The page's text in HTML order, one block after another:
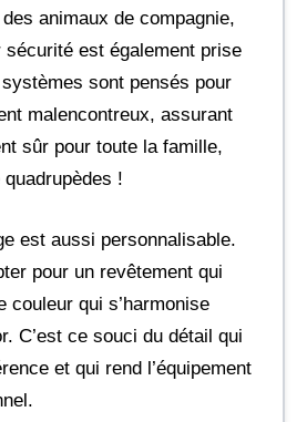
animaux de compagnie,
sécurité est également prise
sont pensés pour
malencontreux, assurant
sûr pour toute la famille,
!
est aussi personnalisable.
pour un revêtement qui
couleur qui s’harmonise
C’est ce souci du détail qui
et qui rend l’équipement